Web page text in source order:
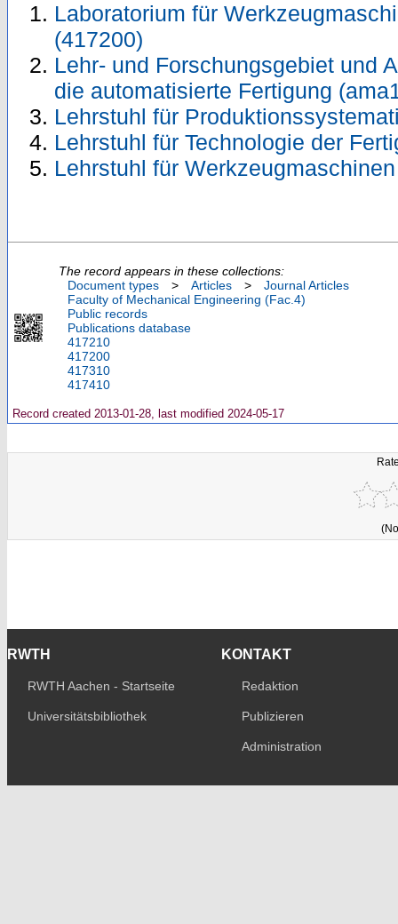
Laboratorium für
(417200)
Lehr- und Forschungsgebiet und
die automatisierte Fertigung
Lehrstuhl für
Lehrstuhl für Technologie der
Lehrstuhl für
The record appears in these collections:
Document types
> Articles >
Journal Articles
Faculty of Mechanical Engineering (Fac.4)
Public records
Publications database
417210
417200
417310
417410
Record created 2013-01-28, last modified 2024-05-17
RWTH
RWTH Aachen - Startseite
Universitätsbibliothek
KONTAKT
Redaktion
Publizieren
Administration